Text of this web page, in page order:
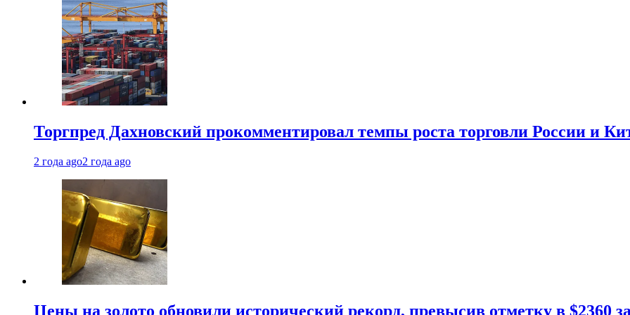
Торгпред Дахновский прокомментировал темпы роста торговли России и
2 года ago2 года ago
Цены на золото обновили исторический рекорд, превысив отметку в $2360